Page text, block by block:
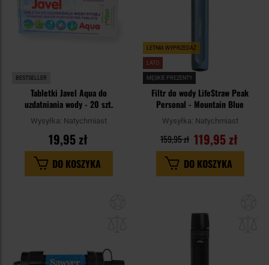
BESTSELLER
Tabletki Javel Aqua do
uzdatniania wody - 20 szt.
Wysyłka: Natychmiast
19,95 zł
DO KOSZYKA
LETNIA WYPRZEDAŻ
LATO
MĘSKIE PREZENTY
Filtr do wody LifeStraw Peak
Personal - Mountain Blue
Wysyłka: Natychmiast
119,95 zł
159,95 zł
DO KOSZYKA